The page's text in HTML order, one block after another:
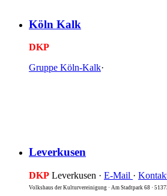
Köln Kalk
DKP
Gruppe Köln-Kalk·
Leverkusen
DKP Leverkusen · E-Mail ·
Volkshaus der Kulturvereinigung · Am Stadtpark 68 ·